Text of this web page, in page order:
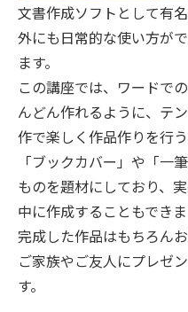
文書作成ソフトとして有
外にも日常的な使い方が
ます。
この講座では、ワードで
んどん作れるように、テ
作で楽しく作品作りを行う
「ブックカバー」や「一
ものを題材にしており、
中に作成することもできま
完成した作品はもちろん
ご家族やご友人にプレゼ
す。